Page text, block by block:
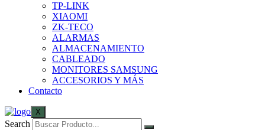
TP-LINK
XIAOMI
ZK-TECO
ALARMAS
ALMACENAMIENTO
CABLEADO
MONITORES SAMSUNG
ACCESORIOS Y MÁS
Contacto
X
Search